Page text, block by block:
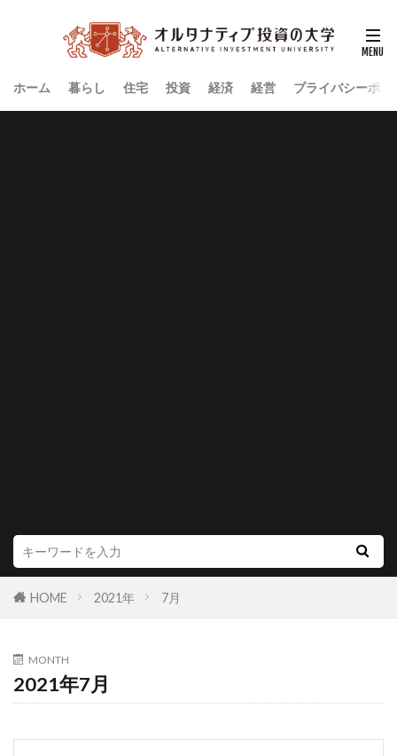
ホーム 暮らし 住宅 投資 経済 経営 プライバシーポリ
HOME 2021年 7月
MONTH
2021年7月